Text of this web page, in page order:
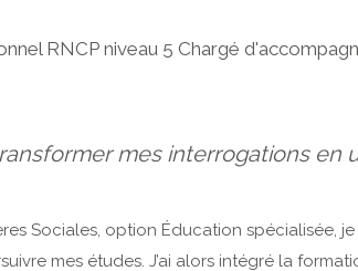
RNCP niveau 5 Chargé
mes interrogations en
Sociales, option Éducation spécialisée,
mes études. J’ai alors intégré la